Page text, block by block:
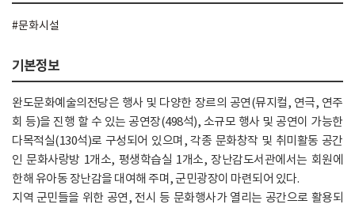
#문화시설
기본정보
완도문화예술의전당은 행사 및 다양한 장르의 공연(뮤지컬, 연극, 연주
회 등)을 진행 할 수 있는 공연장(498석), 소규모 행사 및 공연이 가능한
다목적실(130석)로 구성되어 있으며, 각종 문화창작 및 취미활동 공간
인 문화사랑방 1개소, 평생학습실 1개소, 장난감도서관에서는 회원에
한해 유아동 장난감을 대여해 주며, 군민광장이 마련되어 있다.
지역 군민들을 위한 공연, 전시 등 문화행사가 열리는 공간으로 활용되